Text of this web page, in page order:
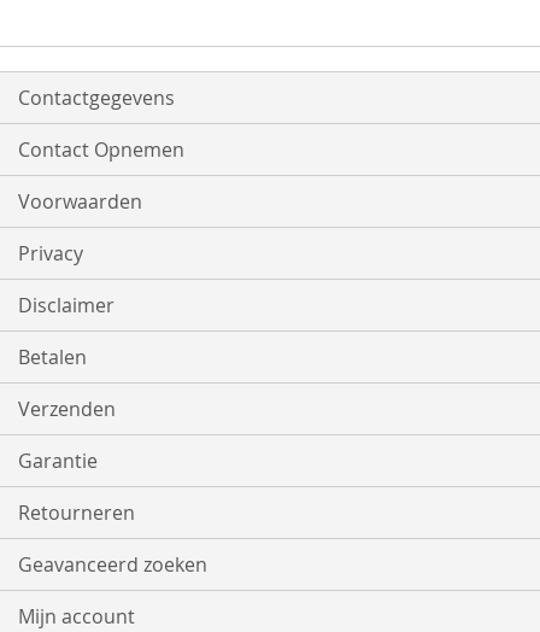
Contactgegevens
Contact Opnemen
Voorwaarden
Privacy
Disclaimer
Betalen
Verzenden
Garantie
Retourneren
Geavanceerd zoeken
Mijn account